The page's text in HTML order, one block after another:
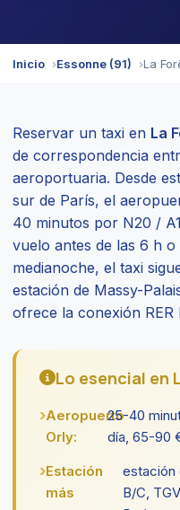
Inicio Essonne (91) La
Reservar un taxi en La
de correspondencia
aeroportuaria. Desde
sur de París, el
40 minutos por N20 /
vuelo antes de las 6 h
medianoche, el taxi
estación de Massy-
ofrece la conexión RER
Lo esencial en
Aeropuerto
Orly:
25-40
día, 65-90
Estación
más
estación
B/C,